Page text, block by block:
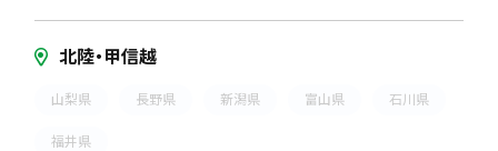
北陸・甲信越
山梨県 長野県 新潟県 富山県 石川県
福井県